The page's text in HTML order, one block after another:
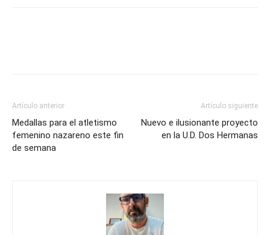
Artículo anterior
Medallas para el atletismo
femenino nazareno este fin
de semana
Artículo siguiente
Nuevo e ilusionante proyecto
en la U.D. Dos Hermanas